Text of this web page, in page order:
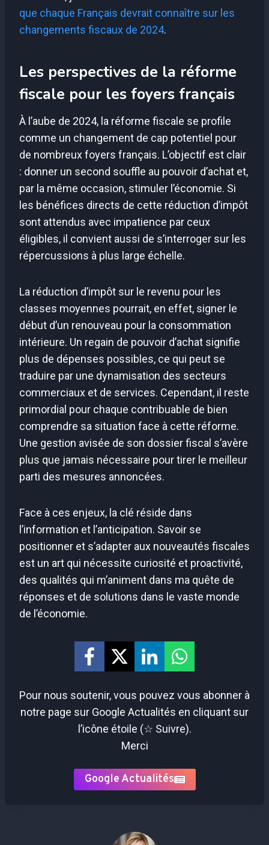
que chaque Français devrait connaître sur les
changements fiscaux de 2024.
Les perspectives de la réforme
fiscale pour les foyers français
À l’aube de 2024, la réforme fiscale se profile
comme un changement de cap potentiel pour
de nombreux foyers français. L’objectif est clair
: donner un second souffle au pouvoir d’achat et,
par la même occasion, stimuler l’économie. Si
les bénéfices directs de cette réduction d’impôt
sont attendus avec impatience par ceux
éligibles, il convient aussi de s’interroger sur les
répercussions à plus large échelle.
La réduction d’impôt sur le revenu pour les
classes moyennes pourrait, en effet, signer le
début d’un renouveau pour la consommation
intérieure. Un regain de pouvoir d’achat signifie
plus de dépenses possibles, ce qui peut se
traduire par une dynamisation des secteurs
commerciaux et de services. Cependant, il reste
primordial pour chaque contribuable de bien
comprendre sa situation face à cette réforme.
Une gestion avisée de son dossier fiscal s’avère
plus que jamais nécessaire pour tirer le meilleur
parti des mesures annoncées.
Face à ces enjeux, la clé réside dans
l’information et l’anticipation. Savoir se
positionner et s’adapter aux nouveautés fiscales
est un art qui nécessite curiosité et proactivité,
des qualités qui m’animent dans ma quête de
réponses et de solutions dans le vaste monde
de l’économie.
Pour nous soutenir, vous pouvez vous abonner à
notre page sur Google Actualités en cliquant sur
l’icône étoile (☆ Suivre).
Merci
Google Actualités